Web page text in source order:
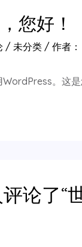
您好！
/ 未分类/ 作者：
。这
评论了“